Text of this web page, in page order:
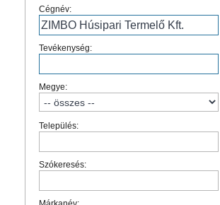
Cégnév:
Tevékenység:
Megye:
Település:
Szókeresés: